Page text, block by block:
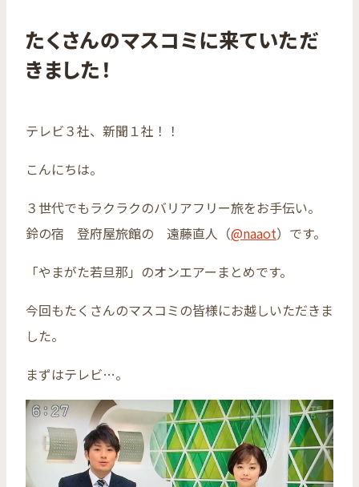
たくさんのマスコミに来ていただ
きました！
テレビ３社、新聞１社！！
こんにちは。
３世代でもラクラクのバリアフリー旅をお手伝い。
鈴の宿 登府屋旅館の 遠藤直人（@naaot）です。
「やまがた若旦那」のオンエアーまとめです。
今回もたくさんのマスコミの皆様にお越しいただきま
した。
まずはテレビ…。